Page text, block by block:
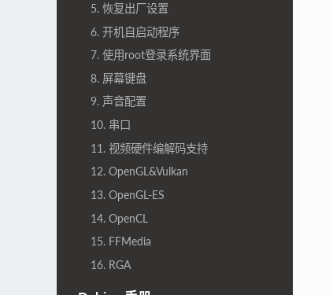
5. 恢复出厂设置
6. 开机自启动程序
7. 使用root登录系统界面
8. 屏幕键盘
9. 声音配置
10. 串口
11. 视频硬件编解码支持
12. OpenGL&Vulkan
13. OpenGL-ES
14. OpenCL
15. FFMedia
16. RGA